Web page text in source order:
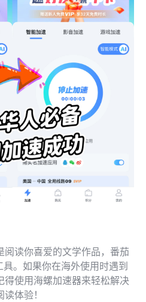
读你喜爱的文学作品，番茄
。如果你在海外使用时遇到
得使用海螺加速器来轻松解决
体验！